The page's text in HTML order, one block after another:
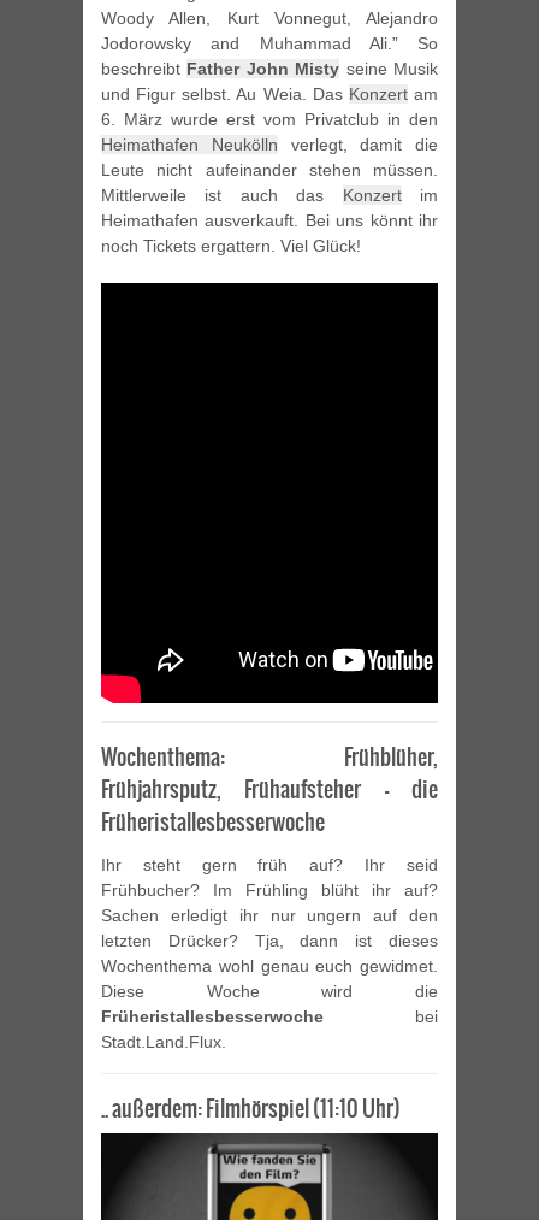
Woody Allen, Kurt Vonnegut, Alejandro
Jodorowsky and Muhammad Ali.” So
beschreibt Father John Misty seine Musik
und Figur selbst. Au Weia. Das Konzertam
6. März wurde erst vom Privatclub in den
Heimathafen Neukölln verlegt, damit die
Leute nicht aufeinander stehen müssen.
Mittlerweile ist auch das Konzertim
Heimathafen ausverkauft. Bei uns könnt ihr
noch Tickets ergattern. Viel Glück!
Wochenthema: Frühblüher,
Frühjahrsputz, Frühaufsteher – die
Früheristallesbesserwoche
Ihr steht gern früh auf? Ihr seid
Frühbucher? Im Frühling blüht ihr auf?
Sachen erledigt ihr nur ungern auf den
letzten Drücker? Tja, dann ist dieses
Wochenthema wohl genau euch gewidmet.
Diese Woche wird die
Früheristallesbesserwoche bei
Stadt.Land.Flux.
.. außerdem: Filmhörspiel (11:10 Uhr)